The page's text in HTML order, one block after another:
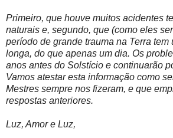
Primeiro, que houve muitos acidentes
naturais e, segundo, que (como eles
período de grande trauma na Terra tem
longa, do que apenas um dia. Os
anos antes do Solstício e continuarão
Vamos atestar esta informação como
Mestres sempre nos fizeram, e que
respostas anteriores.
Luz, Amor e Luz,